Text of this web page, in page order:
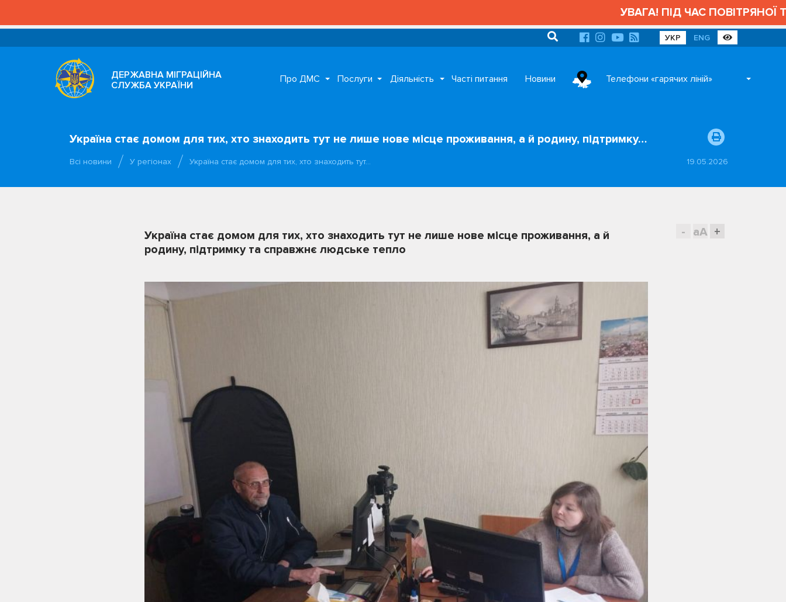
УВАГА! ПІД ЧАС ПОВІТРЯНОЇ
УКР ENG
ДЕРЖАВНА МІГРАЦІЙНА
СЛУЖБА УКРАЇНИ
Про ДМС Послуги Діяльність Часті питання Новини Телефони «гарячих ліній»
Україна стає домом для тих, хто знаходить тут не лише нове місце проживання, а й родину, підтримку…
Всі новини У регіонах Україна стає домом для тих, хто знаходить тут… 19.05.2026
- aA +
Україна стає домом для тих, хто знаходить тут не лише нове місце проживання, а й
родину, підтримку та справжнє людське тепло